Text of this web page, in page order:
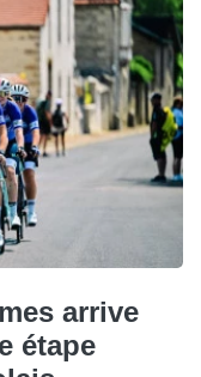
arrive
étape